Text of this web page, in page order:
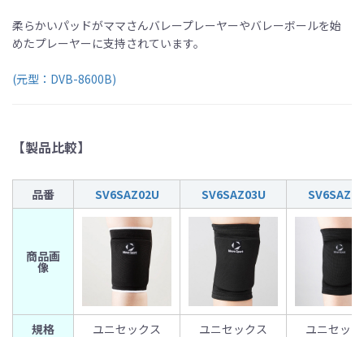
柔らかいパッドがママさんバレープレーヤーやバレーボールを始
めたプレーヤーに支持されています。
(元型：DVB-8600B)
【製品比較】
品番 SV6SAZ02U SV6SAZ03U
商品画
像
規格 ユニセックス ユニセックス
ユニセッ